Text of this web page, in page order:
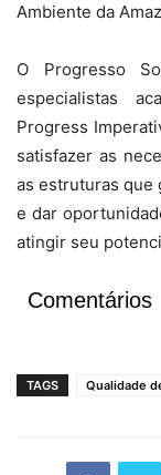
Ambiente da
O Progresso
especialistas
Progress
satisfazer as
as estruturas que
e dar
atingir seu
Comentários
TAGS Qualidade